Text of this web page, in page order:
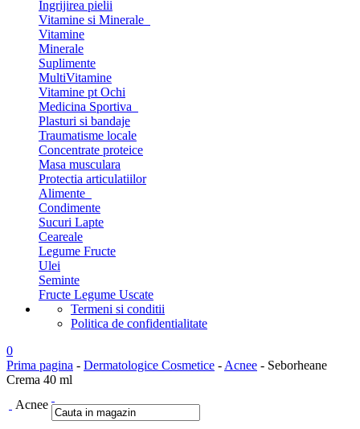
Ingrijirea pielii
Vitamine si Minerale
Vitamine
Minerale
Suplimente
MultiVitamine
Vitamine pt Ochi
Medicina Sportiva
Plasturi si bandaje
Traumatisme locale
Concentrate proteice
Masa musculara
Protectia articulatiilor
Alimente
Condimente
Sucuri Lapte
Ceareale
Legume Fructe
Ulei
Seminte
Fructe Legume Uscate
Termeni si conditii
Politica de confidentialitate
0
Prima pagina - Dermatologice Cosmetice - Acnee - Seborheane
Crema 40 ml
Acnee